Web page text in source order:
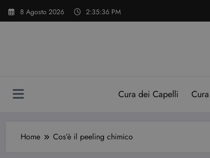
8 Agosto 2026 2:35:37 PM
Cura dei Capelli
Home Cos’è il peeling chimico